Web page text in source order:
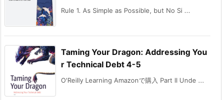
Rule 1. As Simple as Possible, but No Si ...
Taming Your Dragon: Addressing You
r Technical Debt 4-5
O'Reilly Learning Amazonで購入 Part II Unde ...